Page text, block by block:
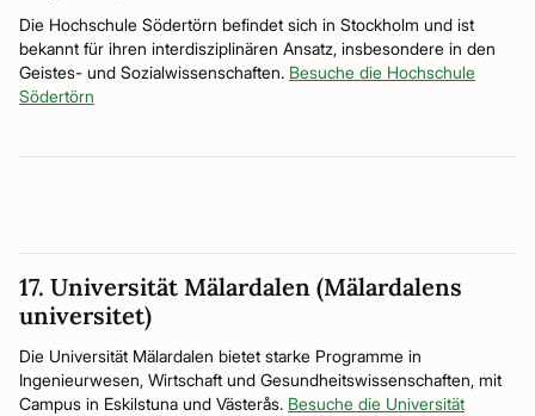
Die Hochschule Södertörn befindet sich in Stockholm und ist
bekannt für ihren interdisziplinären Ansatz, insbesondere in den
Geistes- und Sozialwissenschaften. Besuche die Hochschule
Södertörn
17. Universität Mälardalen (Mälardalens
universitet)
Die Universität Mälardalen bietet starke Programme in
Ingenieurwesen, Wirtschaft und Gesundheitswissenschaften, mit
Campus in Eskilstuna und Västerås. Besuche die Universität